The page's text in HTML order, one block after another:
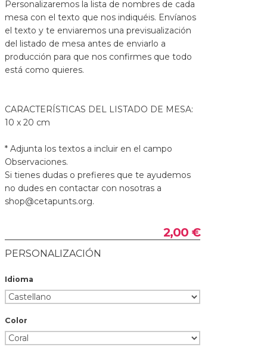
Personalizaremos la lista de nombres de cada
mesa con el texto que nos indiquéis. Envíanos
el texto y te enviaremos una previsualización
del listado de mesa antes de enviarlo a
producción para que nos confirmes que todo
está como quieres.
CARACTERÍSTICAS DEL LISTADO DE MESA:
10 x 20 cm
* Adjunta los textos a incluir en el campo
Observaciones.
Si tienes dudas o prefieres que te ayudemos
no dudes en contactar con nosotras a
shop@cetapunts.org.
2,00 €
PERSONALIZACIÓN
Idioma
Color